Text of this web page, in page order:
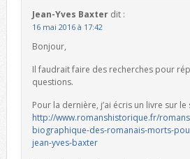
Jean-Yves Baxter dit :
16 mai 2016 à 17:42
Bonjour,
Il faudrait faire des recherches pour
questions.
Pour la dernière, j’ai écris un livre sur le
http://www.romanshistorique.fr/
biographique-des-romanais-morts-
jean-yves-baxter